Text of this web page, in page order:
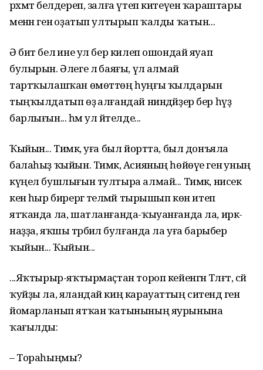
рәхмәт белдереп, залға үтеп китеүен ҡараштары
менән генә оҙатып ултырып ҡалды ҡатын...
Ә бит белә ине ул бер килеп ошондай яуап
булырын. Әлеге лә баяғы, үлә алмай
тартҡылашҡан өмөттөң һуңғы ҡылдарын
тыңҡылдатып өҙә алғандай ниндәйҙер бер һүҙ
барлығын... һәм ул әйтелде...
Ҡыйын... Тимәк, уға был йортта, был донъяла
балаһыҙ ҡыйын. Тимәк, Асияның һөйөүе генә уның
күңел бушлығын тултыра алмай... Тимәк, нисек
кенә һыр бирергә теләмәй тырышып көн итеп
ятҡанда ла, шатланғанда-ҡыуанғанда ла, иркә-
наҙҙа, яҡшы тәрбиәлә булғанда ла уға барыбер
ҡыйын... Ҡыйын...
...Яҡтырыр-яҡтырмаҫтан тороп кейенгән Тәлғәт, сәй
ҡуйҙы ла, яландай киң карауаттың ситендә генә
йомарланып ятҡан ҡатынының яурынына
ҡағылды:
– Тораһыңмы?